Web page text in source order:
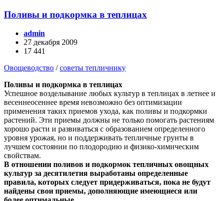
Поливы и подкормка в теплицах
admin
27 декабря 2009
17 441
Овощеводство /советы тепличнику
Поливы и подкормка в теплицах
Успешное возделывание любых культур в теплицах в летнее и
весенне­осеннее время невозможно без оптимизации
применения таких приемов ухода, как поливы и подкормки
растений. Эти приемы должны не только помогать растениям
хорошо расти и развиваться с образованием определенного
уровня урожая, но и поддерживать тепличные грунты в
лучшем состоянии по плодородию и физико-химическим
свойствам.
В отношении поливов и подкормок тепличных овощных
культур за десятилетия выработаны определенные
правила, которых следует придерживаться, пока не будут
найдены свои приемы, дополняющие имеющиеся или